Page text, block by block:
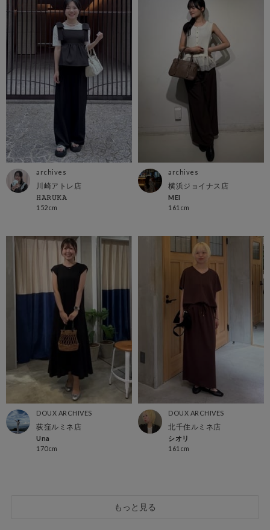
archives
川崎アトレ店
𝙷𝙰𝚁𝚄𝙺𝙰
152cm
archives
横浜ジョイナス店
MEI
161cm
DOUX ARCHIVES
荻窪ルミネ店
Una
170cm
DOUX ARCHIVES
北千住ルミネ店
シオリ
161cm
もっと見る